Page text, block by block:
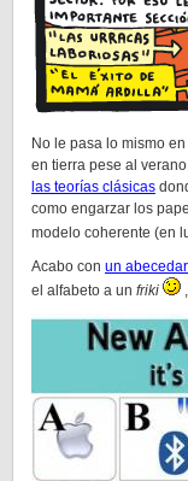
No le pasa lo mismo en
en tierra pese al
las teorías clásicas
como engarzar los
modelo coherente (en
Acabo con un
el alfabeto a un friki